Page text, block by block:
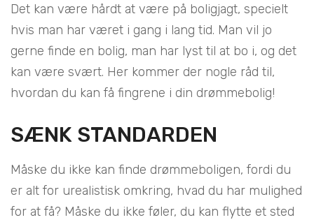
Det kan være hårdt at være på boligjagt, specielt
hvis man har været i gang i lang tid. Man vil jo
gerne finde en bolig, man har lyst til at bo i, og det
kan være svært. Her kommer der nogle råd til,
hvordan du kan få fingrene i din drømmebolig!
SÆNK STANDARDEN
Måske du ikke kan finde drømmeboligen, fordi du
er alt for urealistisk omkring, hvad du har mulighed
for at få? Måske du ikke føler, du kan flytte et sted